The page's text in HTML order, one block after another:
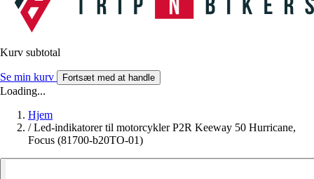
Kurv subtotal
Se min kurv Fortsæt med at handle
Loading...
Hjem
/ Led-indikatorer til motorcykler P2R Keeway 50 Hurricane,
Focus (81700-b20TO-01)